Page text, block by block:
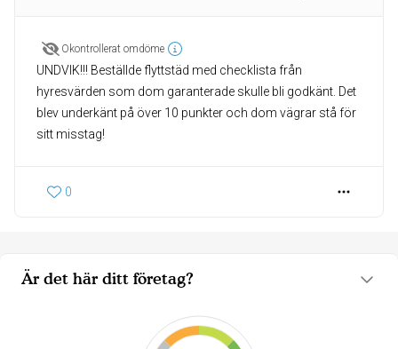
Är det här ditt företag?
Okontrollerat omdöme
UNDVIK!!! Beställde flyttstäd med checklista från
hyresvärden som dom garanterade skulle bli godkänt. Det
blev underkänt på över 10 punkter och dom vägrar stå för
sitt misstag!
0